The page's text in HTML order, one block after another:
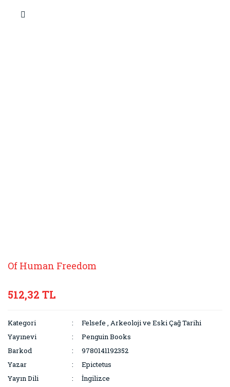
Of Human Freedom
512,32 TL
Kategori Felsefe ,Arkeoloji ve Eski Çağ Tarihi
Yayınevi
Penguin Books
Barkod
9780141192352
Yazar
Epictetus
Yayın Dili
İngilizce